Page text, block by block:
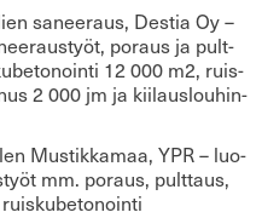
sa­nee­raus, Des­tia Oy –
po­raus ja pult­
12 000 m2, ruis­
2 000 jm ja kii­laus­lou­hin­
Mus­tik­ka­maa, YPR – luo­
mm. po­raus, pult­taus,